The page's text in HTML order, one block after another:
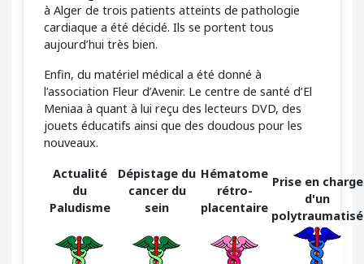
à Alger de trois patients atteints de pathologie
cardiaque a été décidé. Ils se portent tous
aujourd’hui très bien.
Enfin, du matériel médical a été donné à
l’association Fleur d’Avenir. Le centre de santé d’El
Meniaa à quant à lui reçu des lecteurs DVD, des
jouets éducatifs ainsi que des doudous pour les
nouveaux.
Actualité
du
Paludisme
Dépistage du
cancer du
sein
Hématome
rétro-
placentaire
Prise en charge
d'un
polytraumatisé